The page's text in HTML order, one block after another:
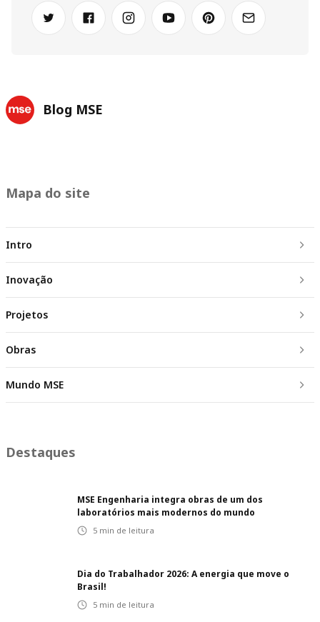
Blog MSE
Mapa do site
Intro
Inovação
Projetos
Obras
Mundo MSE
Destaques
MSE Engenharia integra obras de um dos
laboratórios mais modernos do mundo
5 min de leitura
Dia do Trabalhador 2026: A energia que move o
Brasil!
5 min de leitura